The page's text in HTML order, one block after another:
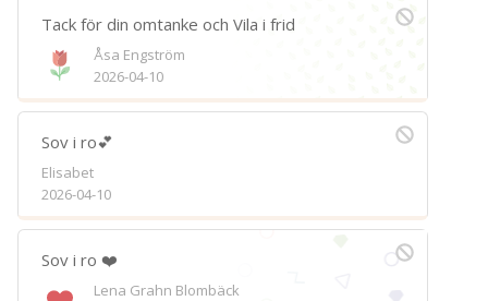
Tack för din omtanke och Vila i frid
Åsa Engström
2026-04-10
Sov i ro💕
Elisabet
2026-04-10
Sov i ro ❤️
Lena Grahn Blombäck